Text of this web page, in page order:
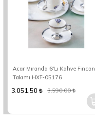
Acar Mıranda 6'Lı Kahve Fincan
Takımı HXF-05176
3.051,50 3.590,00